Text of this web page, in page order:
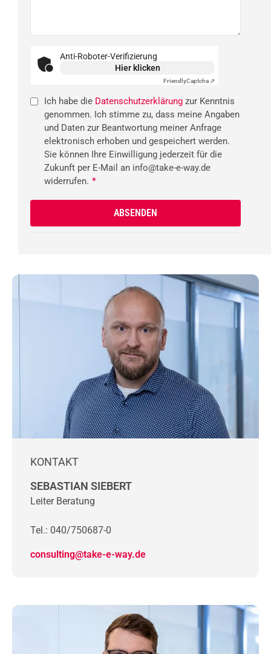
Anti-Roboter-Verifizierung
Hier klicken
FriendlyCaptcha ⇗
Ich habe die Datenschutzerklärung zur Kenntnis
genommen. Ich stimme zu, dass meine Angaben
und Daten zur Beantwortung meiner Anfrage
elektronisch erhoben und gespeichert werden.
Sie können Ihre Einwilligung jederzeit für die
Zukunft per E-Mail an info@take-e-way.de
widerrufen. *
KONTAKT
SEBASTIAN SIEBERT
Leiter Beratung
Tel.: 040/750687-0
consulting@take-e-way.de